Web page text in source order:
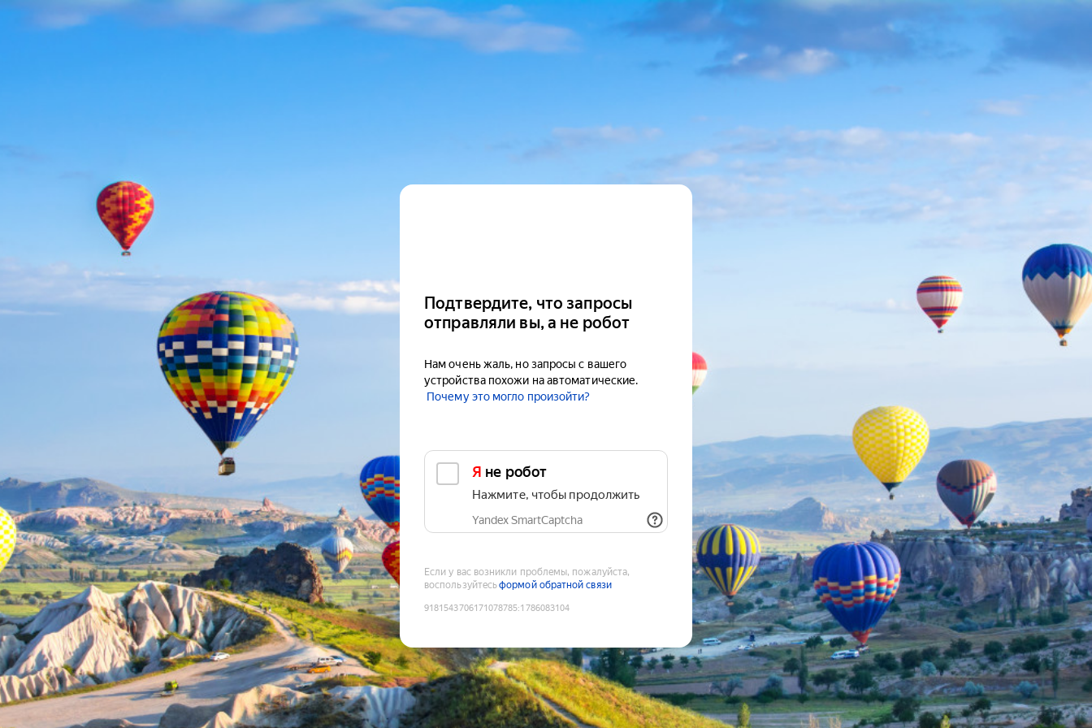
Подтвердите, что запросы
отправляли вы, а не робот
Нам очень жаль, но запросы с вашего
устройства похожи на автоматические.
Почему это могло произойти?
Я не робот
Нажмите, чтобы продолжить
Yandex SmartCaptcha
Если у вас возникли проблемы, пожалуйста,
воспользуйтесьформой обратной связи
9181543706171078785:1786083104